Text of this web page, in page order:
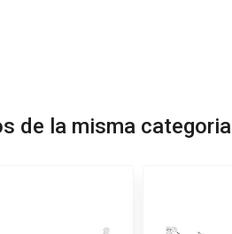
de la misma categoria